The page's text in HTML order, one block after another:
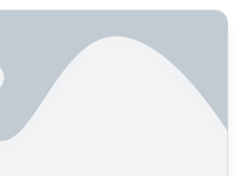
koning voor AI-verwijzingen - onze